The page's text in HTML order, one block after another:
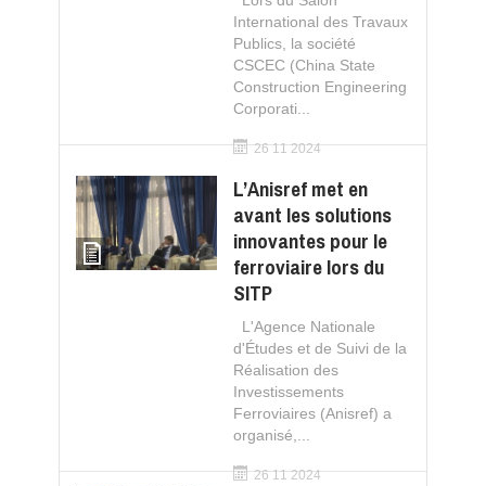
International des Travaux
Publics, la société
CSCEC (China State
Construction Engineering
Corporati...
26 11 2024
L’Anisref met en
avant les solutions
innovantes pour le
ferroviaire lors du
SITP
L'Agence Nationale
d'Études et de Suivi de la
Réalisation des
Investissements
Ferroviaires (Anisref) a
organisé,...
26 11 2024